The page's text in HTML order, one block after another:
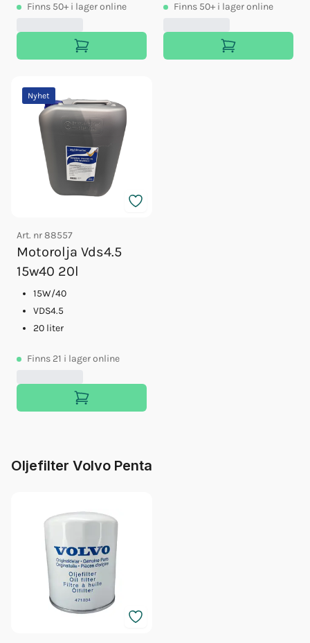
Finns 50+ i lager online Finns 50+ i lager online
Nyhet
Art. nr88557
Motorolja Vds4.5
15w40 20l
15W/40
VDS4.5
20 liter
Finns 21 i lager online
Oljefilter Volvo Penta